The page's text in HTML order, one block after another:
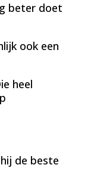
beter doet
ook een
heel
de beste